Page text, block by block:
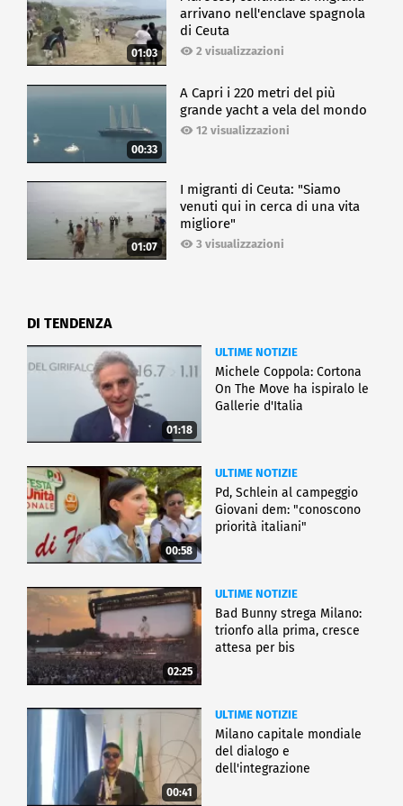
01:03
arrivano nell'enclave spagnola
di Ceuta
2 visualizzazioni
00:33
A Capri i 220 metri del più
grande yacht a vela del mondo
12 visualizzazioni
01:07
I migranti di Ceuta: "Siamo
venuti qui in cerca di una vita
migliore"
3 visualizzazioni
DI TENDENZA
01:18
ULTIME NOTIZIE
Michele Coppola: Cortona
On The Move ha ispiralo le
Gallerie d'Italia
00:58
ULTIME NOTIZIE
Pd, Schlein al campeggio
Giovani dem: "conoscono
priorità italiani"
02:25
ULTIME NOTIZIE
Bad Bunny strega Milano:
trionfo alla prima, cresce
attesa per bis
00:41
ULTIME NOTIZIE
Milano capitale mondiale
del dialogo e
dell'integrazione